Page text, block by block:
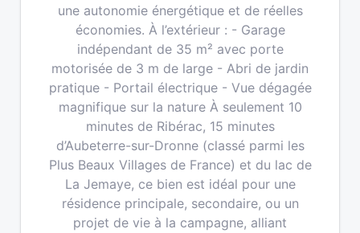
une autonomie énergétique et de réelles
économies. À l’extérieur : - Garage
indépendant de 35 m² avec porte
motorisée de 3 m de large - Abri de jardin
pratique - Portail électrique - Vue dégagée
magnifique sur la nature À seulement 10
minutes de Ribérac, 15 minutes
d’Aubeterre-sur-Dronne (classé parmi les
Plus Beaux Villages de France) et du lac de
La Jemaye, ce bien est idéal pour une
résidence principale, secondaire, ou un
projet de vie à la campagne, alliant